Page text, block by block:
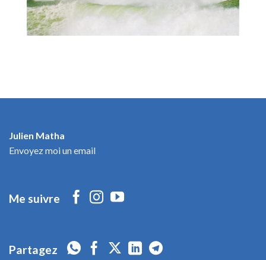
Julien Matha
Envoyez moi un email
Me suivre
Partagez